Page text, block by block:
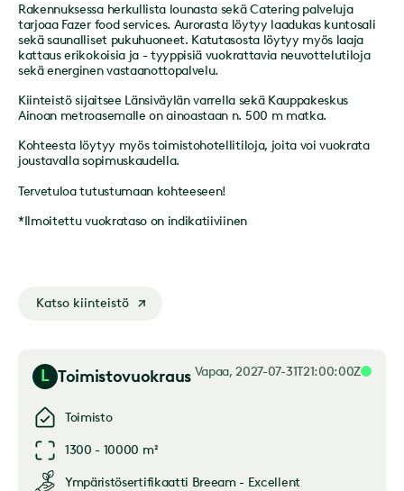
Rakennuksessa herkullista lounasta sekä Catering palveluja
tarjoaa Fazer food services. Aurorasta löytyy laadukas kuntosali
sekä saunalliset pukuhuoneet. Katutasosta löytyy myös laaja
kattaus erikokoisia ja - tyyppisiä vuokrattavia neuvottelutiloja
sekä energinen vastaanottopalvelu.
Kiinteistö sijaitsee Länsiväylän varrella sekä Kauppakeskus
Ainoan metroasemalle on ainoastaan n. 500 m matka.
Kohteesta löytyy myös toimistohotellitiloja, joita voi vuokrata
joustavalla sopimuskaudella.
Tervetuloa tutustumaan kohteeseen!
*Ilmoitettu vuokrataso on indikatiiviinen
Katso kiinteistö
L Toimistovuokraus Vapaa, 2027-07-31T21:00:00Z
Toimisto
1300 - 10000 m²
Ympäristösertifikaatti Breeam - Excellent